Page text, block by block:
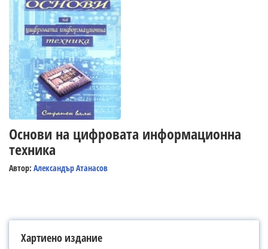
Основи на цифровата информационна
техника
Автор: Александър Атанасов
Хартиено издание